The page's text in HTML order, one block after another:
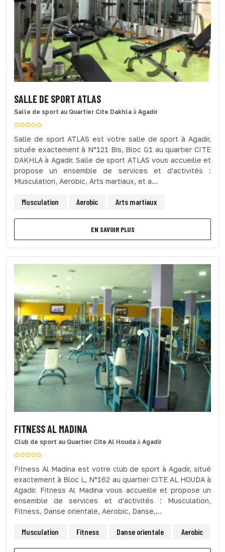
SALLE DE SPORT ATLAS
Salle de sport au Quartier Cite Dakhla à Agadir
Salle de sport ATLAS est votre salle de sport à Agadir,
située exactement à N°121 Bis, Bloc G1 au quartier CITE
DAKHLA à Agadir. Salle de sport ATLAS vous accueille et
propose un ensemble de services et d'activités :
Musculation, Aerobic, Arts martiaux, et a...
Musculation Aerobic Arts martiaux
EN SAVOIR PLUS
FITNESS AL MADINA
Club de sport au Quartier Cite Al Houda à Agadir
Fitness Al Madina est votre club de sport à Agadir, situé
exactement à Bloc L, N°162 au quartier CITE AL HOUDA à
Agadir. Fitness Al Madina vous accueille et propose un
ensemble de services et d'activités : Musculation,
Fitness, Danse orientale, Aerobic, Danse,...
Musculation Fitness Danse orientale Aerobic